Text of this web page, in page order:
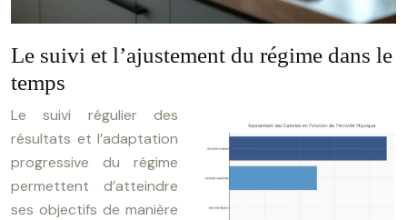
Le suivi et l’ajustement du régime dans le
temps
Le suivi régulier des
résultats et l’adaptation
progressive du régime
permettent d’atteindre
ses objectifs de manière